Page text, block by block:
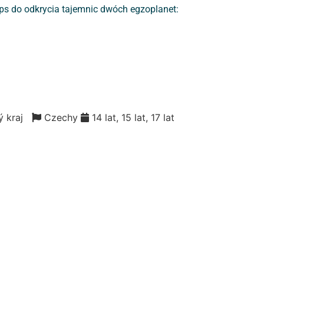
do odkrycia tajemnic dwóch egzoplanet:
kraj Czechy
14 lat, 15 lat, 17 lat